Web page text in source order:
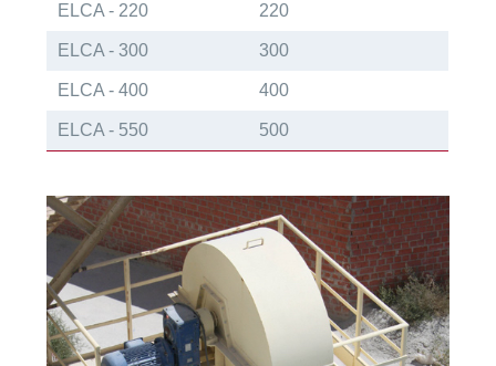
ELCA - 220 220
ELCA - 300 300
ELCA - 400 400
ELCA - 550 500